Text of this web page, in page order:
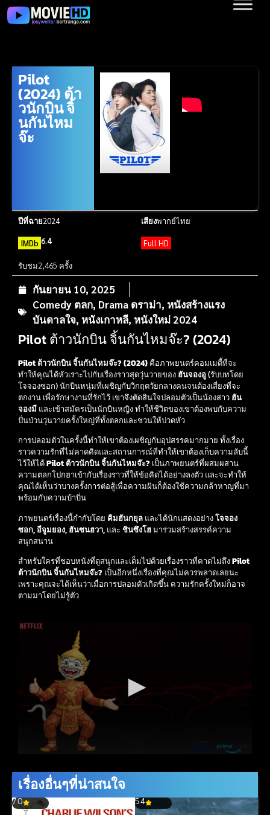
Pilot
(2024) ต้า
วนักบิน จิ้
นกันไหม
จ๊ะ
ปีที่ฉาย2024 เสียงพากย์ไทย
IMDb 6.4 Full HD
รับชม2,465 ครั้ง
กันยายน 10, 2025
Comedy ตลก, Drama ดราม่า, หนังสร้างแรง
บันดาลใจ, หนังเกาหลี, หนังใหม่ 2024
Pilot ต้าวนักบิน จิ้นกันไหมจ๊ะ? (2024)
Pilot ต้าวนักบิน จิ้นกันไหมจ๊ะ? (2024) คือภาพยนตร์คอมเมดี้ที่จะ
ทำให้คุณได้หัวเราะไปกับเรื่องราวสุดวุ่นวายของ ฮันจองอู(รับบทโดย
โจจองซอก) นักบินหนุ่มที่เผชิญกับวิกฤตวัยกลางคนจนต้องเสี่ยงที่จะ
ตกงาน เพื่อรักษางานที่รักไว้ เขาจึงตัดสินใจปลอมตัวเป็นน้องสาว ฮัน
จองมี และเข้าสมัครเป็นนักบินหญิง ทำให้ชีวิตของเขาต้องพบกับความ
ปั่นป่วนวุ่นวายครั้งใหญ่ที่ทั้งตลกและชวนให้ปวดหัว
การปลอมตัวในครั้งนี้ทำให้เขาต้องเผชิญกับอุปสรรคมากมาย ทั้งเรื่อง
ราวความรักที่ไม่คาดคิดและสถานการณ์ที่ทำให้เขาต้องเก็บความลับนี้
ไว้ให้ได้Pilot ต้าวนักบิน จิ้นกันไหมจ๊ะ? เป็นภาพยนตร์ที่ผสมผสาน
ความตลกโปกฮาเข้ากับเรื่องราวที่ให้ข้อคิดได้อย่างลงตัว และจะทำให้
คุณได้เห็นว่าบางครั้งการต่อสู้เพื่อความฝันก็ต้องใช้ความกล้าหาญที่มา
พร้อมกับความบ้าบิ่น
ภาพยนตร์เรื่องนี้กำกับโดย คิมฮันกยุล และได้นักแสดงอย่างโจจอง
ซอก, อีจูมยอง, ฮันซนฮวา, และ ชินซึงโฮมาร่วมสร้างสรรค์ความ
สนุกสนาน
สำหรับใครที่ชอบหนังที่ดูสนุกและเต็มไปด้วยเรื่องราวที่คาดไม่ถึงPilot
ต้าวนักบิน จิ้นกันไหมจ๊ะ? เป็นอีกหนึ่งเรื่องที่คุณไม่ควรพลาดเลยนะ
เพราะคุณจะได้เห็นว่าเมื่อการปลอมตัวเกิดขึ้น ความรักครั้งใหม่ก็อาจ
ตามมาโดยไม่รู้ตัว
เรื่องอื่นๆที่น่าสนใจ
7.0 5.4